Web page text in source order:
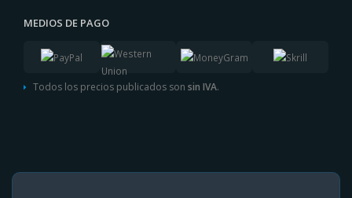
MEDIOS DE PAGO
Todos los precios publicados son sin IVA.